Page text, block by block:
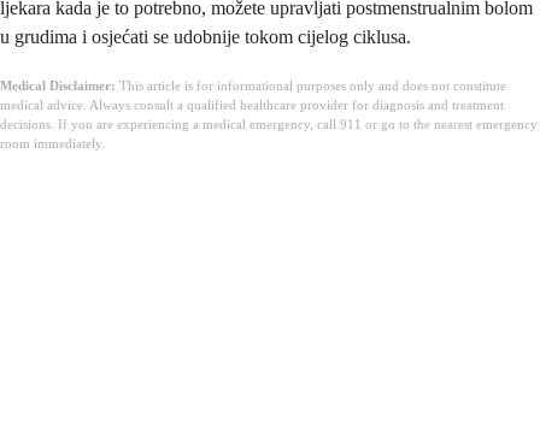
ljekara kada je to potrebno, možete upravljati postmenstrualnim bolom
u grudima i osjećati se udobnije tokom cijelog ciklusa.
Medical Disclaimer: This article is for informational purposes only and does not constitute
medical advice. Always consult a qualified healthcare provider for diagnosis and treatment
decisions. If you are experiencing a medical emergency, call 911 or go to the nearest emergency
room immediately.